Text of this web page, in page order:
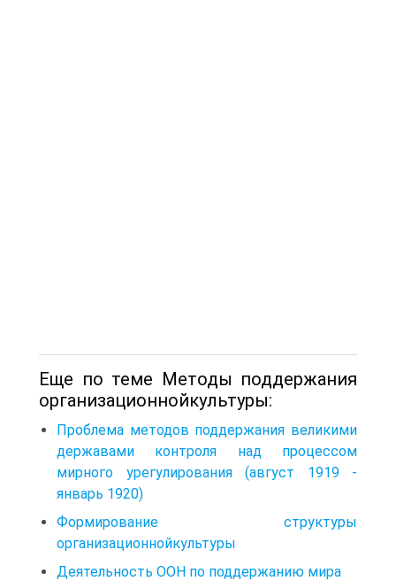
Еще по теме Методы поддержания
организационнойкультуры:
Проблема методов поддержания великими
державами контроля над процессом
мирного урегулирования (август 1919 -
январь 1920)
Формирование структуры
организационнойкультуры
Деятельность ООН по поддержанию мира